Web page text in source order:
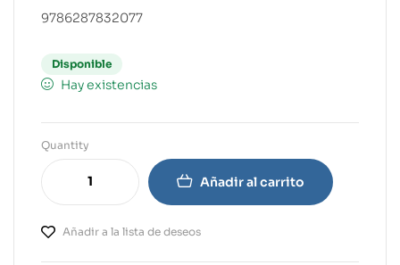
9786287832077
Disponible
Hay existencias
Quantity
Añadir al carrito
Añadir a la lista de deseos